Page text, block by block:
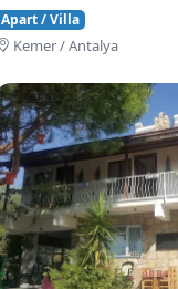
Apart / Villa
Kemer / Antalya